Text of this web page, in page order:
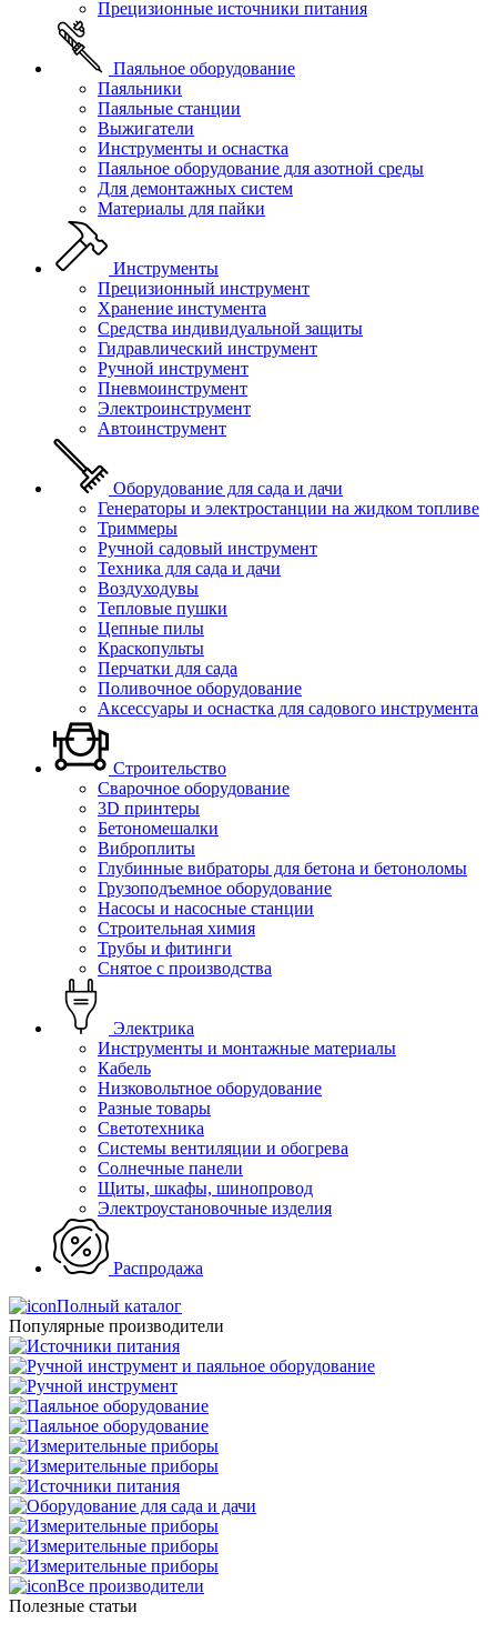
Прецизионные источники питания
Паяльное оборудование
Паяльники
Паяльные станции
Выжигатели
Инструменты и оснастка
Паяльное оборудование для азотной среды
Для демонтажных систем
Материалы для пайки
Инструменты
Прецизионный инструмент
Хранение инстумента
Средства индивидуальной защиты
Гидравлический инструмент
Ручной инструмент
Пневмоинструмент
Электроинструмент
Автоинструмент
Оборудование для сада и дачи
Генераторы и электростанции на жидком топливе
Триммеры
Ручной садовый инструмент
Техника для сада и дачи
Воздуходувы
Тепловые пушки
Цепные пилы
Краскопульты
Перчатки для сада
Поливочное оборудование
Аксессуары и оснастка для садового инструмента
Строительство
Сварочное оборудование
3D принтеры
Бетономешалки
Виброплиты
Глубинные вибраторы для бетона и бетоноломы
Грузоподъемное оборудование
Насосы и насосные станции
Строительная химия
Трубы и фитинги
Снятое с производства
Электрика
Инструменты и монтажные материалы
Кабель
Низковольтное оборудование
Разные товары
Светотехника
Системы вентиляции и обогрева
Солнечные панели
Щиты, шкафы, шинопровод
Электроустановочные изделия
Распродажа
Полный каталог
Популярные производители
Все производители
Полезные статьи